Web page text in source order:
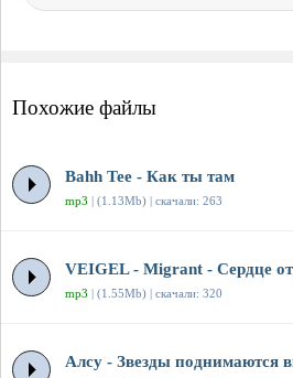
Похожие файлы
Bahh Tee - Как ты там
mp3 | (1.13Mb) | скачали: 263
VEIGEL - Migrant - Сердце
mp3 | (1.55Mb) | скачали: 320
Алсу - Звезды поднимаются